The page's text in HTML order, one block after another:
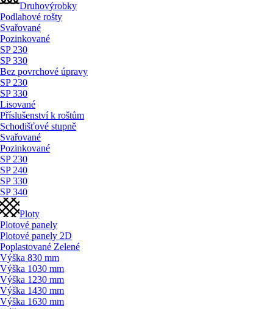
Druhovýrobky
Podlahové rošty
Svařované
Pozinkované
SP 230
SP 330
Bez povrchové úpravy
SP 230
SP 330
Lisované
Příslušenství k roštům
Schodišťové stupně
Svařované
Pozinkované
SP 230
SP 240
SP 330
SP 340
Ploty
Plotové panely
Plotové panely 2D
Poplastované Zelené
Výška 830 mm
Výška 1030 mm
Výška 1230 mm
Výška 1430 mm
Výška 1630 mm